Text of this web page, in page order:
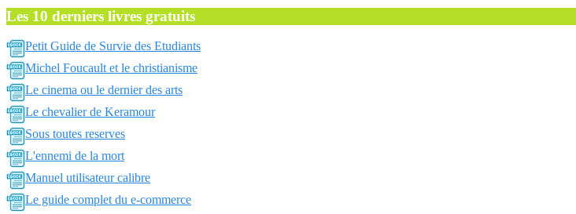
Les 10 derniers livres gratuits
Petit Guide de Survie des Etudiants
Michel Foucault et le christianisme
Le cinema ou le dernier des arts
Le chevalier de Keramour
Sous toutes reserves
L'ennemi de la mort
Manuel utilisateur calibre
Le guide complet du e-commerce